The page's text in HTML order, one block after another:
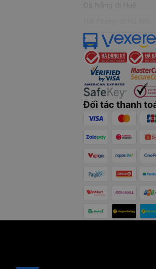
Đà Nẵng đi Huế
Đối tác thanh